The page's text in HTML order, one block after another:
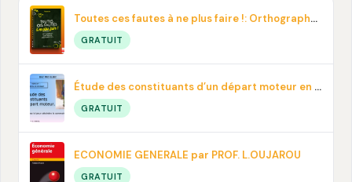
Toutes ces fautes à ne plus faire !: Orthographe, contresens, prononciation… En pdf
GRATUIT
Étude des constituants d’un départ moteur en PDF
GRATUIT
ECONOMIE GENERALE par PROF. L.OUJAROU
GRATUIT